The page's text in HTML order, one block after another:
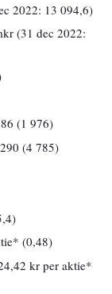
2022: 13 094,6)
(31 dec 2022:
(1 976)
(4 785)
(0,48)
kr per aktie*